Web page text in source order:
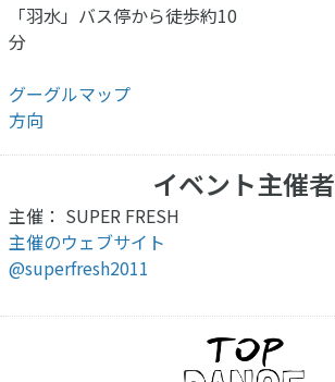
「羽水」バス停から徒歩約10
分
グーグルマップ
方向
イベント主催者
主催： SUPER FRESH
主催のウェブサイト
@superfresh2011